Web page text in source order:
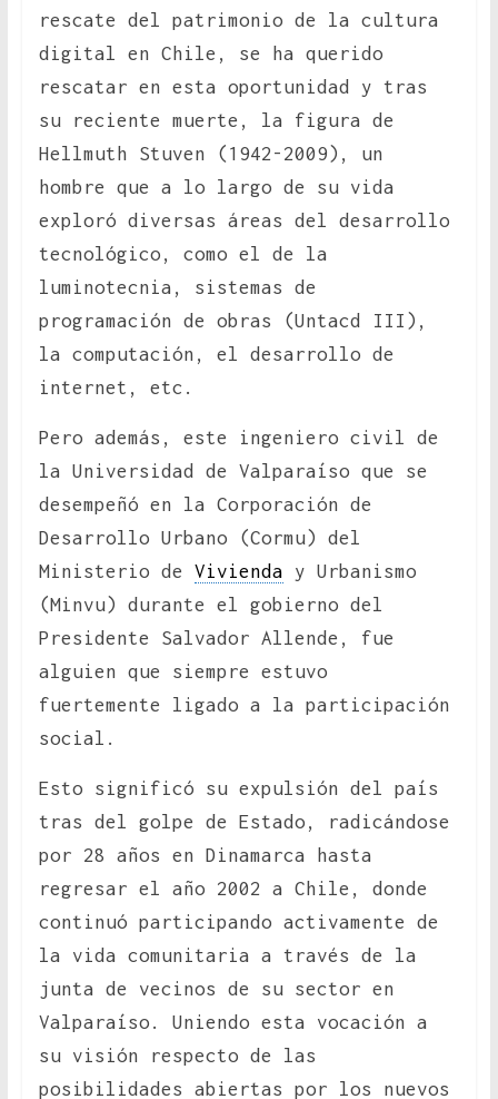
rescate del patrimonio de la cultura
digital en Chile, se ha querido
rescatar en esta oportunidad y tras
su reciente muerte, la figura de
Hellmuth Stuven (1942-2009), un
hombre que a lo largo de su vida
exploró diversas áreas del desarrollo
tecnológico, como el de la
luminotecnia, sistemas de
programación de obras (Untacd III),
la computación, el desarrollo de
internet, etc.
Pero además, este ingeniero civil de
la Universidad de Valparaíso que se
desempeñó en la Corporación de
Desarrollo Urbano (Cormu) del
Ministerio de Vivienda y Urbanismo
(Minvu) durante el gobierno del
Presidente Salvador Allende, fue
alguien que siempre estuvo
fuertemente ligado a la participación
social.
Esto significó su expulsión del país
tras del golpe de Estado, radicándose
por 28 años en Dinamarca hasta
regresar el año 2002 a Chile, donde
continuó participando activamente de
la vida comunitaria a través de la
junta de vecinos de su sector en
Valparaíso. Uniendo esta vocación a
su visión respecto de las
posibilidades abiertas por los nuevos